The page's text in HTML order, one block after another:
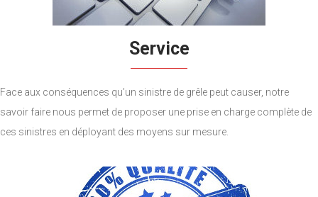
Service
Face aux conséquences qu’un sinistre de grêle peut causer, notre
savoir faire nous permet de proposer une prise en charge complète de
ces sinistres en déployant des moyens sur mesure.